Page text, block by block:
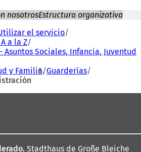
nosotrosEstructura organizativa
el servicio
a la Z
Asuntos Sociales, Infancia, Juventud
y Familia Guarderías
Stadthaus de Große Bleiche